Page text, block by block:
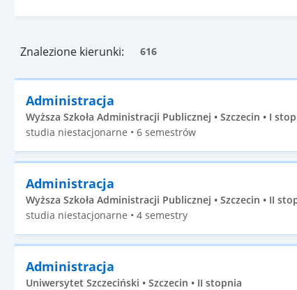
Znalezione kierunki: 616
Administracja
Wyższa Szkoła Administracji Publicznej • Szczecin • I
studia niestacjonarne • 6 semestrów
Administracja
Wyższa Szkoła Administracji Publicznej • Szczecin • II
studia niestacjonarne • 4 semestry
Administracja
Uniwersytet Szczeciński • Szczecin • II stopnia